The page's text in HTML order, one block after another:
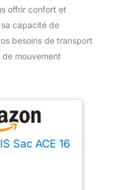
offrir confort et
capacité de
besoins de transport
mouvement
Sac ACE 16